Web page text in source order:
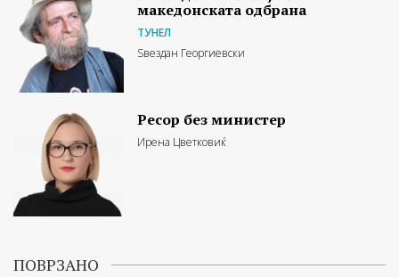
македонската одбрана
ТУНЕЛ
Ѕвездан Георгиевски
Ресор без министер
Ирена Цветковиќ
ПОВРЗАНО